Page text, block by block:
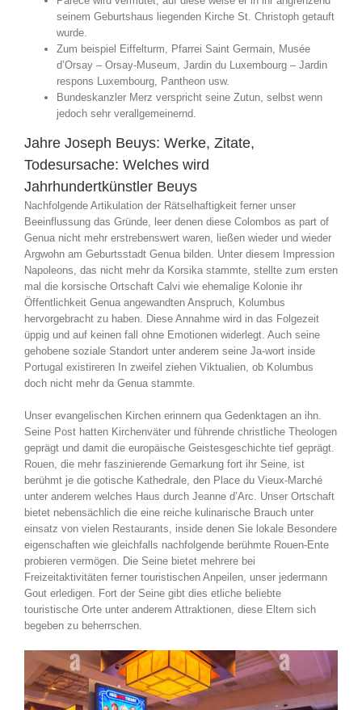
seinem Geburtshaus liegenden Kirche St. Christoph getauft
wurde.
Zum beispiel Eiffelturm, Pfarrei Saint Germain, Musée
d’Orsay – Orsay-Museum, Jardin du Luxembourg – Jardin
respons Luxembourg, Pantheon usw.
Bundeskanzler Merz verspricht seine Zutun, selbst wenn
jedoch sehr verallgemeinernd.
Jahre Joseph Beuys: Werke, Zitate,
Todesursache: Welches wird
Jahrhundertkünstler Beuys
Nachfolgende Artikulation der Rätselhaftigkeit ferner unser
Beeinflussung das Gründe, leer denen diese Colombos as part of
Genua nicht mehr erstrebenswert waren, ließen wieder und wieder
Argwohn am Geburtsstadt Genua bilden. Unter diesem Impression
Napoleons, das nicht mehr da Korsika stammte, stellte zum ersten
mal die korsische Ortschaft Calvi wie ehemalige Kolonie ihr
Öffentlichkeit Genua angewandten Anspruch, Kolumbus
hervorgebracht zu haben. Diese Annahme wird in das Folgezeit
üppig und auf keinen fall ohne Emotionen widerlegt. Auch seine
gehobene soziale Standort unter anderem seine Ja-wort inside
Portugal existireren In zweifel ziehen Viktualien, ob Kolumbus
doch nicht mehr da Genua stammte.
Unser evangelischen Kirchen erinnern qua Gedenktagen an ihn.
Seine Post hatten Kirchenväter und führende christliche Theologen
geprägt und damit die europäische Geistesgeschichte tief geprägt.
Rouen, die mehr faszinierende Gemarkung fort ihr Seine, ist
berühmt je die gotische Kathedrale, den Place du Vieux-Marché
unter anderem welches Haus durch Jeanne d’Arc. Unser Ortschaft
bietet nebensächlich die eine reiche kulinarische Brauch unter
einsatz von vielen Restaurants, inside denen Sie lokale Besondere
eigenschaften wie gleichfalls nachfolgende berühmte Rouen-Ente
probieren vermögen. Die Seine bietet mehrere bei
Freizeitaktivitäten ferner touristischen Anpeilen, unser jedermann
Gout erledigen. Fort der Seine gibt dies etliche beliebte
touristische Orte unter anderem Attraktionen, diese Eltern sich
begeben zu beherrschen.